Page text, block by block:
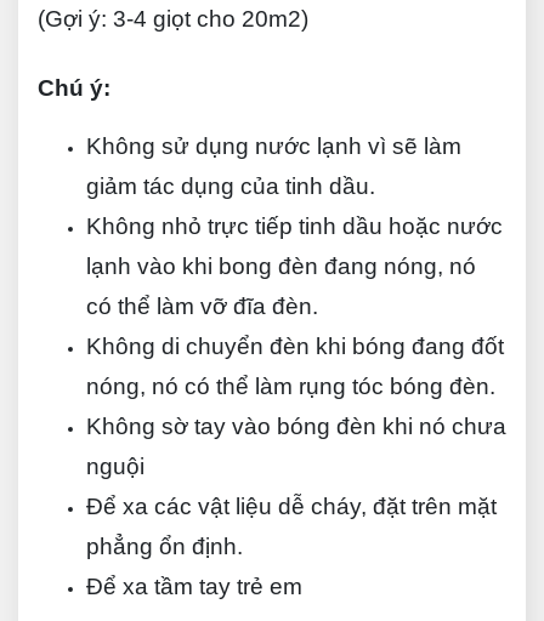
(Gợi ý: 3-4 giọt cho 20m2)
Chú ý:
Không sử dụng nước lạnh vì sẽ làm
giảm tác dụng của tinh dầu.
Không nhỏ trực tiếp tinh dầu hoặc nước
lạnh vào khi bong đèn đang nóng, nó
có thể làm vỡ đĩa đèn.
Không di chuyển đèn khi bóng đang đốt
nóng, nó có thể làm rụng tóc bóng đèn.
Không sờ tay vào bóng đèn khi nó chưa
nguội
Để xa các vật liệu dễ cháy, đặt trên mặt
phẳng ổn định.
Để xa tầm tay trẻ em